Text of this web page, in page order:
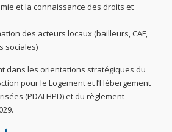
et la connaissance des droits et
des acteurs locaux (bailleurs, CAF,
sociales)
dans les orientations stratégiques du
pour le Logement et l’Hébergement
(PDALHPD) et du règlement